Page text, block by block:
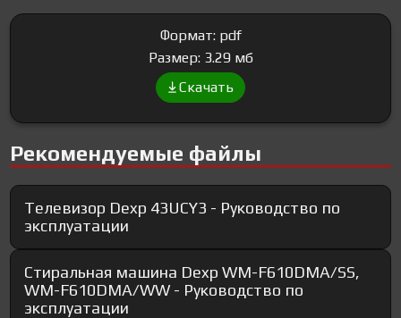
Формат: pdf
Размер: 3.29 мб
Скачать
Рекомендуемые файлы
Телевизор Dexp 43UCY3 - Руководство по
эксплуатации
Стиральная машина Dexp WM-F610DMA/SS,
WM-F610DMA/WW - Руководство по
эксплуатации